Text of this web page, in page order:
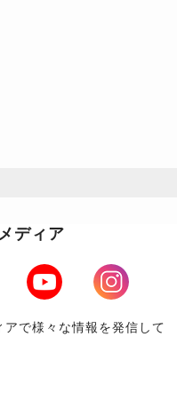
ディア
Youtube
Instagram
で様々な情報を発信して